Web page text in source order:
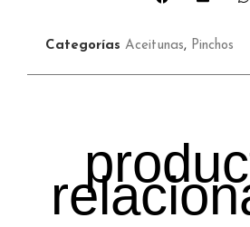
Categorías Aceitunas, Pinchos